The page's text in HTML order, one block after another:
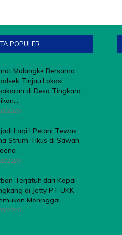
POPULER
Malangke Bersama
Tinjau Lokasi
di Desa Tingkara,
2026
Lagi ! Petani Tewas
Strum Tikus di Sawah
2026
Terjatuh dari Kapal
di Jetty PT UKK
Meninggal...
2026